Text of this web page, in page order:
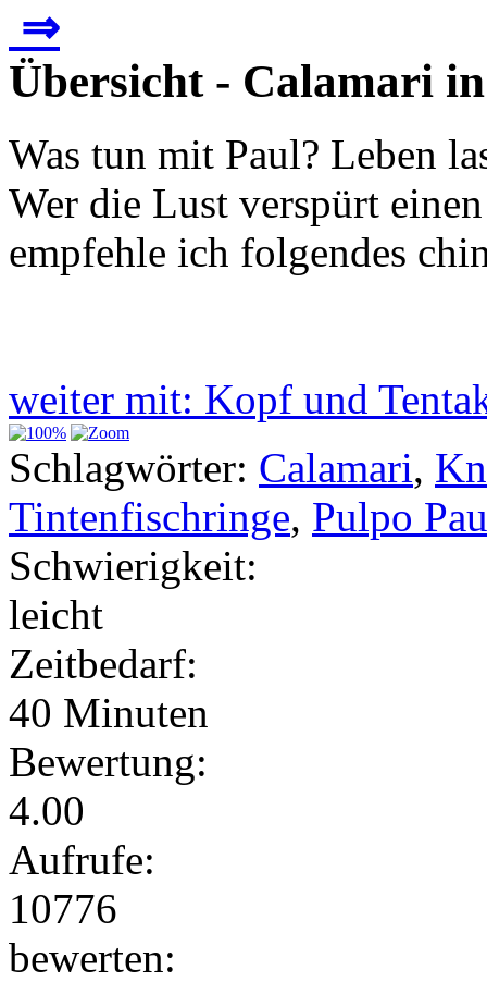
⇒
Übersicht - Calamari
Was tun mit Paul? Leben
Wer die Lust verspürt
empfehle ich folgendes
weiter mit: Kopf und
Schlagwörter: Calamari,
Tintenfischringe, Pulpo
Schwierigkeit:
leicht
Zeitbedarf:
40 Minuten
Bewertung:
4.00
Aufrufe:
10776
bewerten: